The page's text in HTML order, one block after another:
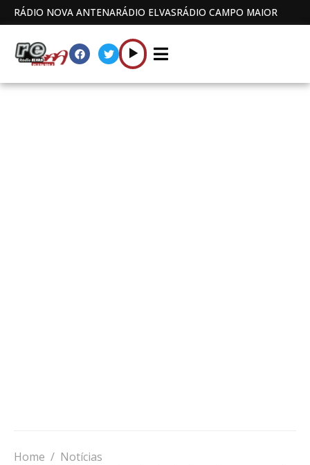
RÁDIO NOVA ANTENARÁDIO ELVASRÁDIO CAMPO MAIOR
Home
Notícias